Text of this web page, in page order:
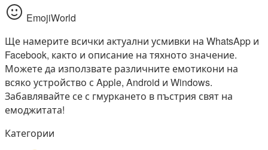
EmojiWorld
Ще намерите всички актуални усмивки на WhatsApp и
Facebook, както и описание на тяхното значение.
Можете да използвате различните емотикони на
всяко устройство с Apple, Android и Windows.
Забавлявайте се с гмуркането в пъстрия свят на
емоджитата!
Категории